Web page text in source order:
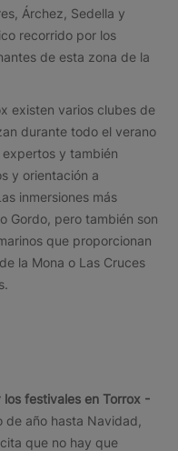
Árchez, Sedella y
recorrido por los
de esta zona de la
existen varios clubes de
durante todo el verano
expertos y también
y orientación a
inmersiones más
Gordo, pero también son
que proporcionan
la Mona o Las Cruces
festivales en Torrox -
año hasta Navidad,
que no hay que